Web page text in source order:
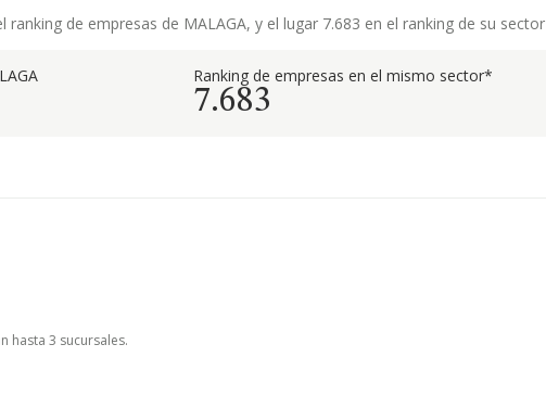
ranking de empresas de MALAGA, y el lugar 7.683 en el ranking de su sector
Ranking de empresas en el mismo sector*
7.683
hasta 3 sucursales.